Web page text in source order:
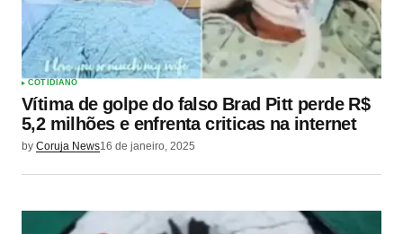
COTIDIANO
Vítima de golpe do falso Brad Pitt perde R$
5,2 milhões e enfrenta criticas na internet
by Coruja News16 de janeiro, 2025